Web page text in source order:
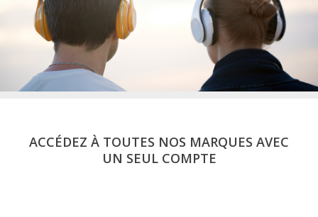
ACCÉDEZ À TOUTES NOS MARQUES AVEC
UN SEUL COMPTE